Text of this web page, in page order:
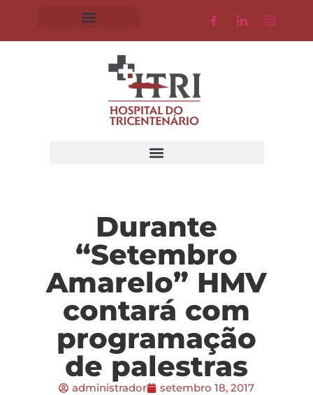
Durante
“Setembro
Amarelo” HMV
contará com
programação
de palestras
administrador
setembro 18, 2017